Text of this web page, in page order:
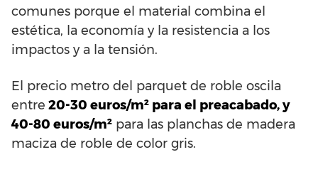
comunes porque el material combina el
estética, la economía y la resistencia a los
impactos y a la tensión.
El precio metro del parquet de roble oscila
entre 20-30 euros/m² para el preacabado, y
40-80 euros/m² para las planchas de madera
maciza de roble de color gris.